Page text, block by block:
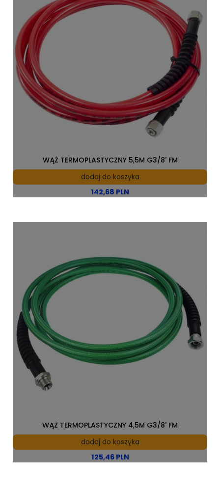
142,68 PLN
WĄŻ TERMOPLASTYCZNY 5,5M G3/8' FM
dodaj do koszyka
125,46 PLN
WĄŻ TERMOPLASTYCZNY 4,5M G3/8' FM
dodaj do koszyka